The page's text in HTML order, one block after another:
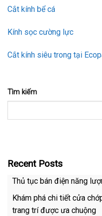
Cắt kính bể cá
Kính sọc cường lực
Cắt kính siêu trong tại
Tìm kiếm
Recent Posts
Thủ tục bán điện năng
Khám phá chi tiết cửa
trang trí được ưa chuộng